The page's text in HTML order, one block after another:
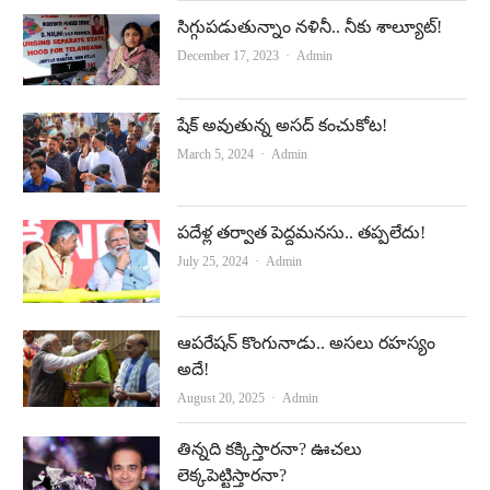
సిగ్గుపడుతున్నాం నళినీ.. నీకు శాల్యూట్‌!
December 17, 2023 Author
Admin
షేక్ అవుతున్న అస‌ద్ కంచుకోట‌!
March 5, 2024 Author
Admin
పదేళ్ల తర్వాత పెద్దమనసు.. తప్పలేదు!
July 25, 2024 Author
Admin
ఆపరేషన్‌ కొంగునాడు.. అసలు రహస్యం
అదే!
August 20, 2025 Author
Admin
తిన్నది కక్కిస్తారనా? ఊచలు
లెక్కపెట్టిస్తారనా?